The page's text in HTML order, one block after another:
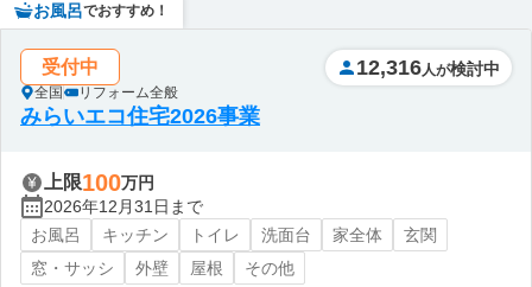
お風呂でおすすめ！
受付中
全国 リフォーム全般
12,316 人が検討中
みらいエコ住宅2026事業
上限100万円
2026年12月31日まで
お風呂
キッチン トイレ 洗面台 家全体
玄関
窓・サッシ
外壁 屋根
その他